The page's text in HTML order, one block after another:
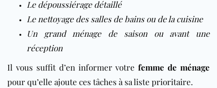
Le dépoussiérage détaillé
Le nettoyage des salles de bains ou de la cuisine
Un grand ménage de saison ou avant une
réception
Il vous suffit d’en informer votrefemme de ménage
pour qu’elle ajoute ces tâches à sa liste prioritaire.